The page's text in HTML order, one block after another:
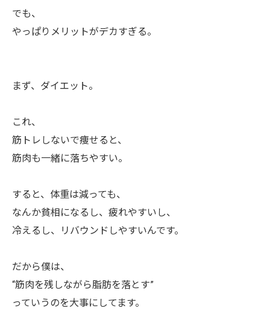
でも、
やっぱりメリットがデカすぎる。
まず、ダイエット。
これ、
筋トレしないで痩せると、
筋肉も一緒に落ちやすい。
すると、体重は減っても、
なんか貧相になるし、疲れやすいし、
冷えるし、リバウンドしやすいんです。
だから僕は、
“筋肉を残しながら脂肪を落とす”
っていうのを大事にしてます。